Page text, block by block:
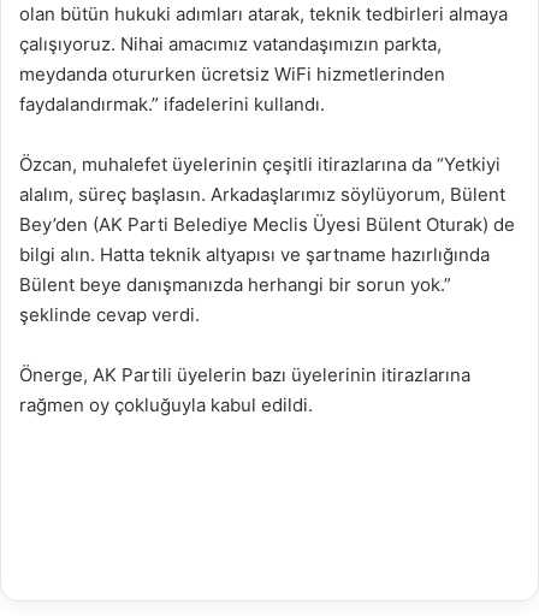
olan bütün hukuki adımları atarak, teknik tedbirleri almaya
çalışıyoruz. Nihai amacımız vatandaşımızın parkta,
meydanda otururken ücretsiz WiFi hizmetlerinden
faydalandırmak.” ifadelerini kullandı.
Özcan, muhalefet üyelerinin çeşitli itirazlarına da “Yetkiyi
alalım, süreç başlasın. Arkadaşlarımız söylüyorum, Bülent
Bey’den (AK Parti Belediye Meclis Üyesi Bülent Oturak) de
bilgi alın. Hatta teknik altyapısı ve şartname hazırlığında
Bülent beye danışmanızda herhangi bir sorun yok.”
şeklinde cevap verdi.
Önerge, AK Partili üyelerin bazı üyelerinin itirazlarına
rağmen oy çokluğuyla kabul edildi.